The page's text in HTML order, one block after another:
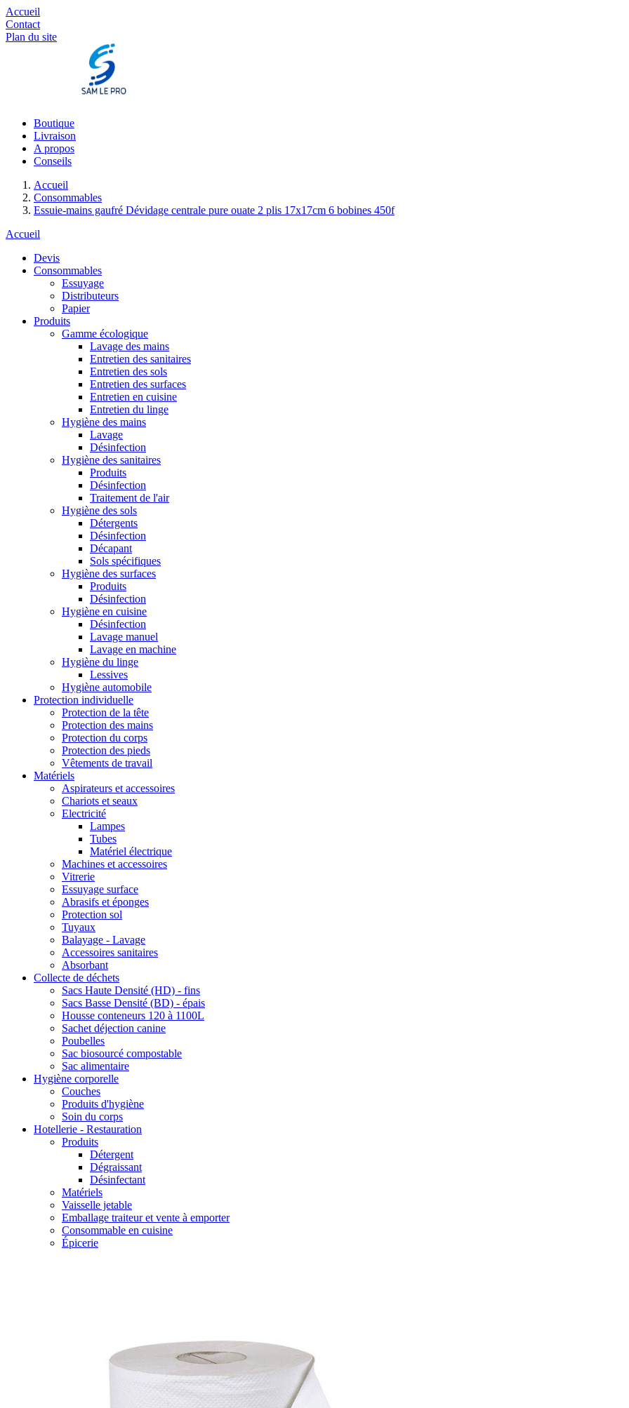
Accueil
Contact
Plan du site
Boutique
Livraison
A propos
Conseils
Accueil
Consommables
Essuie-mains gaufré Dévidage centrale pure ouate 2 plis 17x17cm 6 bobines 450f
Accueil
Devis
Consommables
Essuyage
Distributeurs
Papier
Produits
Gamme écologique
Lavage des mains
Entretien des sanitaires
Entretien des sols
Entretien des surfaces
Entretien en cuisine
Entretien du linge
Hygiène des mains
Lavage
Désinfection
Hygiène des sanitaires
Produits
Désinfection
Traitement de l'air
Hygiène des sols
Détergents
Désinfection
Décapant
Sols spécifiques
Hygiène des surfaces
Produits
Désinfection
Hygiène en cuisine
Désinfection
Lavage manuel
Lavage en machine
Hygiène du linge
Lessives
Hygiène automobile
Protection individuelle
Protection de la tête
Protection des mains
Protection du corps
Protection des pieds
Vêtements de travail
Matériels
Aspirateurs et accessoires
Chariots et seaux
Electricité
Lampes
Tubes
Matériel électrique
Machines et accessoires
Vitrerie
Essuyage surface
Abrasifs et éponges
Protection sol
Tuyaux
Balayage - Lavage
Accessoires sanitaires
Absorbant
Collecte de déchets
Sacs Haute Densité (HD) - fins
Sacs Basse Densité (BD) - épais
Housse conteneurs 120 à 1100L
Sachet déjection canine
Poubelles
Sac biosourcé compostable
Sac alimentaire
Hygiène corporelle
Couches
Produits d'hygiène
Soin du corps
Hotellerie - Restauration
Produits
Détergent
Dégraissant
Désinfectant
Matériels
Vaisselle jetable
Emballage traiteur et vente à emporter
Consommable en cuisine
Épicerie